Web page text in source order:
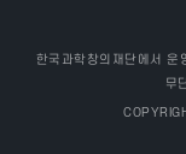
우주에서 별빛, 우
한국과학창의재단에서 운
무